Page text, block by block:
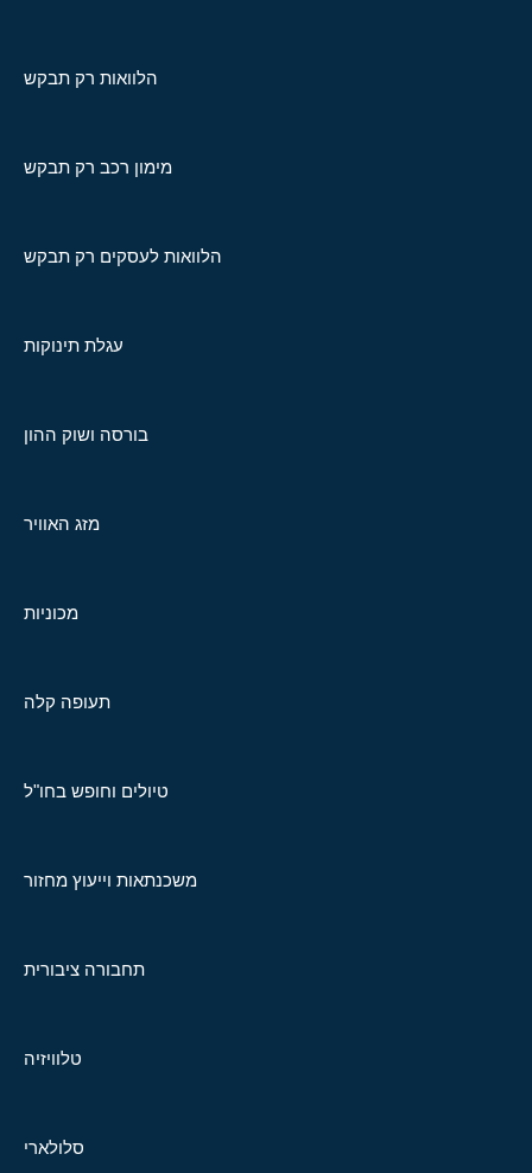
הלוואות רק תבקש
מימון רכב רק תבקש
הלוואות לעסקים רק תבקש
עגלת תינוקות
בורסה ושוק ההון
מזג האוויר
מכוניות
תעופה קלה
טיולים וחופש בחו"ל
משכנתאות וייעוץ מחזור
תחבורה ציבורית
טלוויזיה
סלולארי